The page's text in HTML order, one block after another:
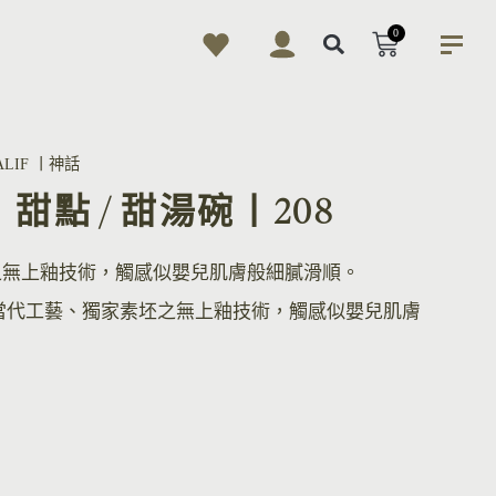
0
丨神話
甜點 / 甜湯碗丨208
上釉技術，觸感似嬰兒肌膚般細膩滑順。
工藝、獨家素坯之無上釉技術，觸感似嬰兒肌膚